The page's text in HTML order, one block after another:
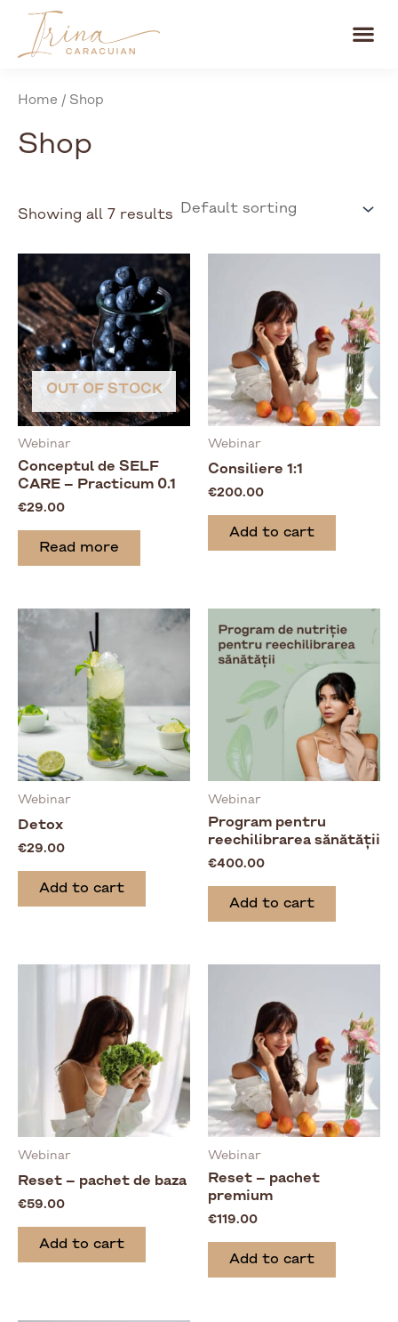
Skip
content
Home / Shop
Shop
Showing all 7 results
OUT OF STOCK
Webinar
Conceptul de SELF
CARE – Practicum 0.1
€29.00
Read more
Webinar
Consiliere 1:1
€200.00
Add to cart
Webinar
Detox
€29.00
Add to cart
Webinar
Program pentru
reechilibrarea sănătății
€400.00
Add to cart
Webinar
Reset – pachet de baza
€59.00
Add to cart
Webinar
Reset – pachet
premium
€119.00
Add to cart